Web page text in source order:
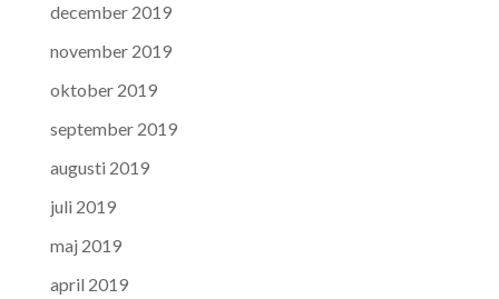
december 2019
november 2019
oktober 2019
september 2019
augusti 2019
juli 2019
maj 2019
april 2019